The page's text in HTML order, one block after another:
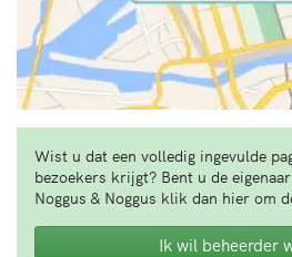
Wist u dat een volledig ingevulde
bezoekers krijgt? Bent u de
Noggus & Noggus klik dan hier om
Ik wil beheerder